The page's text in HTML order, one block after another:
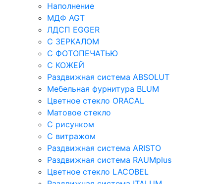
Наполнение
МДФ AGT
ЛДСП EGGER
С ЗЕРКАЛОМ
С ФОТОПЕЧАТЬЮ
С КОЖЕЙ
Раздвижная система ABSOLUT
Мебельная фурнитура BLUM
Цветное стекло ORACAL
Матовое стекло
C рисунком
C витражом
Раздвижная система ARISTO
Раздвижная система RAUMplus
Цветное стекло LACOBEL